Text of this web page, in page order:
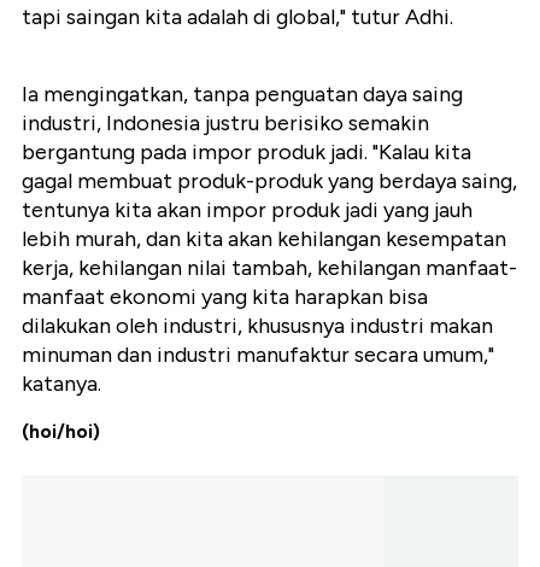
tapi saingan kita adalah di global," tutur Adhi.
Ia mengingatkan, tanpa penguatan daya saing
industri, Indonesia justru berisiko semakin
bergantung pada impor produk jadi. "Kalau kita
gagal membuat produk-produk yang berdaya saing,
tentunya kita akan impor produk jadi yang jauh
lebih murah, dan kita akan kehilangan kesempatan
kerja, kehilangan nilai tambah, kehilangan manfaat-
manfaat ekonomi yang kita harapkan bisa
dilakukan oleh industri, khususnya industri makan
minuman dan industri manufaktur secara umum,"
katanya.
(hoi/hoi)